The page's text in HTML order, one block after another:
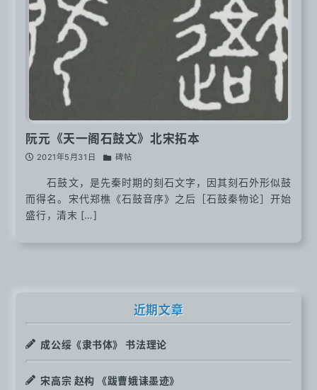
阮元《天一阁石鼓文》北宋拓本
2021年5月31日 碑帖
石鼓文，是先秦时期的刻石文字，因其刻石外形似鼓
而得名。宋代郑樵《石鼓音序》之后［石鼓秦物论］开始
盛行，清末 […]
近期文章
成公绥《隶书体》 书法理论
宋高宗 赵构 《跋曹娥诔墨迹》